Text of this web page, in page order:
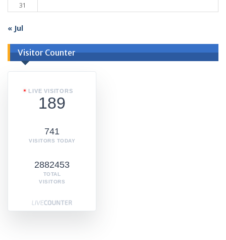
31
« Jul
Visitor Counter
LIVE VISITORS
189
741
VISITORS TODAY
2882453
TOTAL
VISITORS